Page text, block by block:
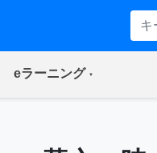
eラーニング(current)